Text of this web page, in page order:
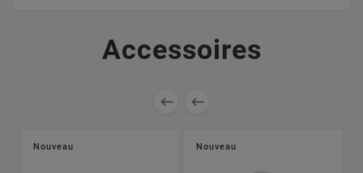
Accessoires
 
Nouveau Nouveau